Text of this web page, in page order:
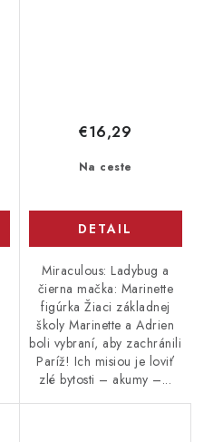
Na ceste
€16,29
DETAIL
Miraculous: Ladybug a
čierna mačka: Marinette
figúrka Žiaci základnej
školy Marinette a Adrien
boli vybraní, aby zachránili
Paríž! Ich misiou je loviť
zlé bytosti – akumy –...